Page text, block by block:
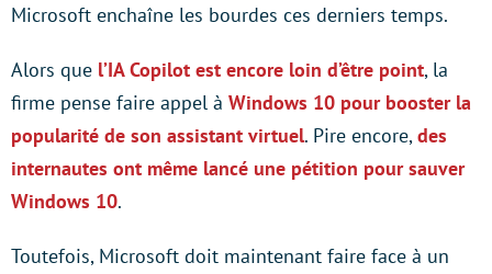
Microsoft enchaîne les bourdes ces derniers temps.
Alors que l’IA Copilot est encore loin d’être point, la
firme pense faire appel à Windows 10 pour booster la
popularité de son assistant virtuel. Pire encore, des
internautes ont même lancé une pétition pour sauver
Windows 10.
Toutefois, Microsoft doit maintenant faire face à un